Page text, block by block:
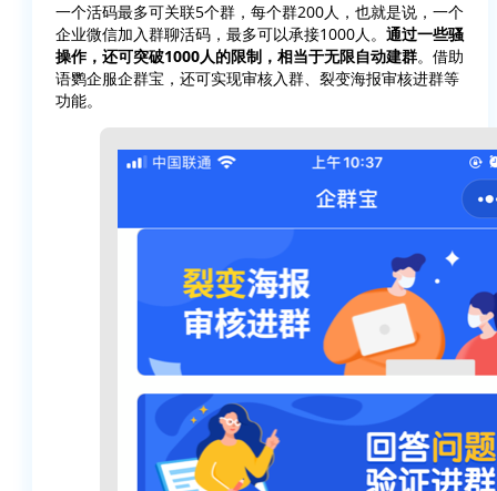
一个活码最多可关联5个群，每个群200人，也就是说，一个
企业微信加入群聊活码，最多可以承接1000人。 通过一些骚
操作，还可突破1000人的限制，相当于无限自动建群。借助
语鹦企服企群宝，还可实现审核入群、裂变海报审核进群等
功能。